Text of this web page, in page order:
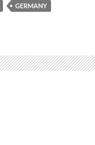
GERMANY